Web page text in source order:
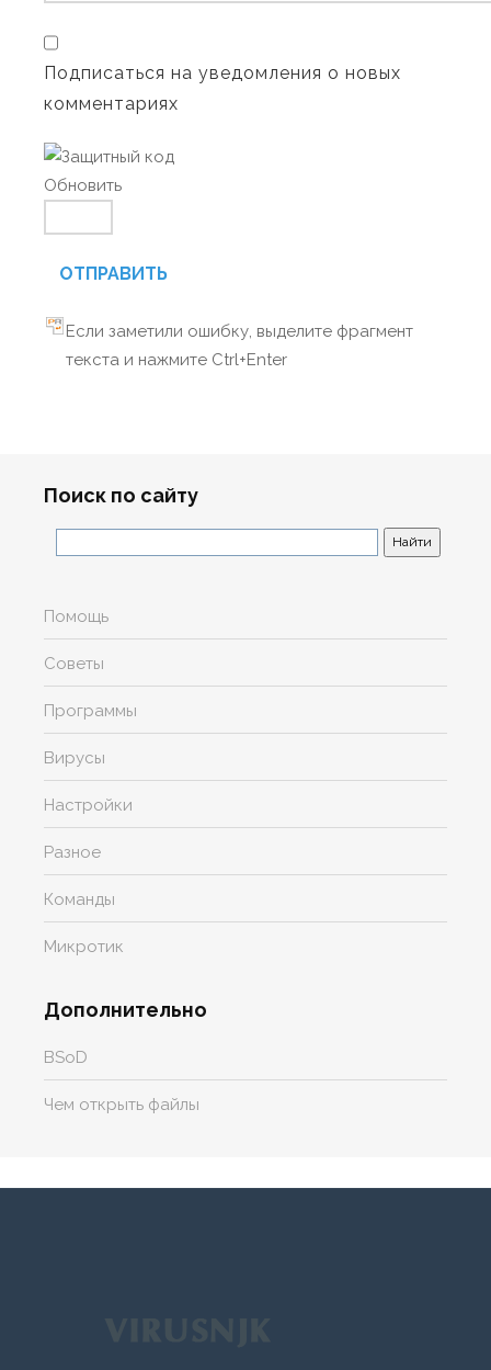
Подписаться на уведомления о новых
комментариях
Обновить
ОТПРАВИТЬ
Если заметили ошибку, выделите фрагмент
текста и нажмите Ctrl+Enter
Поиск по сайту
Помощь
Советы
Программы
Вирусы
Настройки
Разное
Команды
Микротик
Дополнительно
BSoD
Чем открыть файлы